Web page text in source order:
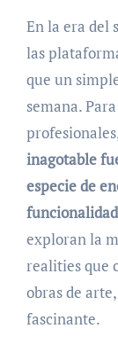
En la era del streaming, donde el contenido es rey,
las
que un
semana.
inagotable
especie de
exploran la
realities que
obras de
fascinante.